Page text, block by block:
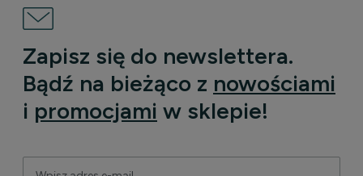
Zapisz się do newslettera.
Bądź na bieżąco z nowościami
i promocjami w sklepie!